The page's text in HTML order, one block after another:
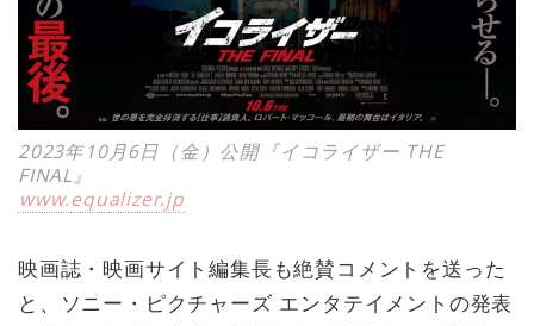
2023年10月6日（金）公開『イコライザー THE
FINAL』
www.equalizer.jp
映画誌・映画サイト編集長も絶賛コメントを送った
と、ソニー・ピクチャーズ エンタテイメントの発表